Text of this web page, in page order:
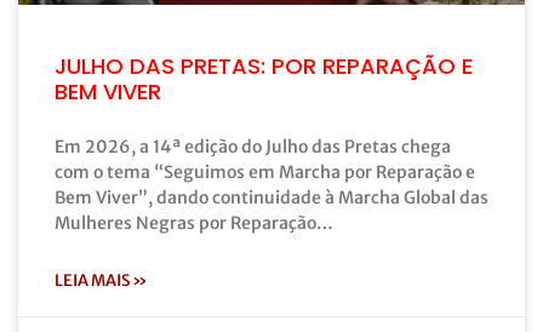
JULHO DAS PRETAS: POR REPARAÇÃO E
BEM VIVER
Em 2026, a 14ª edição do Julho das Pretas chega
com o tema “Seguimos em Marcha por Reparação e
Bem Viver”, dando continuidade à Marcha Global das
Mulheres Negras por Reparação…
LEIA MAIS »